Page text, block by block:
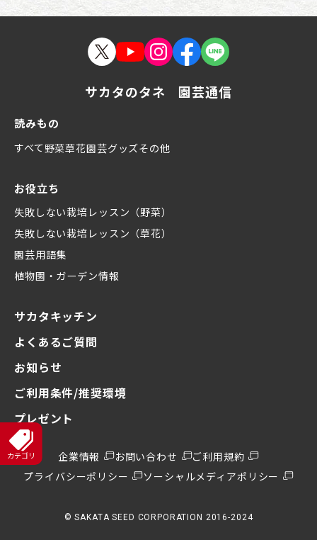
サカタのタネ 園芸通信
読みもの
すべて野菜草花園芸グッズその他
お役立ち
失敗しない栽培レッスン（野菜）
失敗しない栽培レッスン（草花）
園芸用語集
植物園・ガーデン情報
サカタキッチン
よくあるご質問
お知らせ
ご利用条件/推奨環境
プレゼント
企業情報 お問い合わせ
ご利用規約
プライバシーポリシー
ソーシャルメディアポリシー
© SAKATA SEED CORPORATION 2016-2024